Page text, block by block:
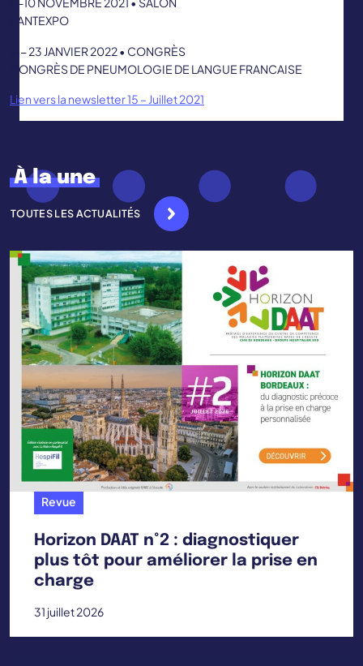
SANTEXPO
21- 23 JANVIER 2022 • CONGRÈS
CONGRÈS DE PNEUMOLOGIE DE LANGUE FRANCAISE
Lien vers la newsletter 15 – Juillet 2021
À la une
TOUTES LES ACTUALITÉS
Revue
Horizon DAAT n°2 : diagnostiquer
plus tôt pour améliorer la prise en
charge
31 juillet 2026